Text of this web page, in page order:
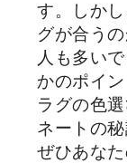
す。しか
グが合う
人も多い
かのポイ
ラグの色
ネートの
ぜひあな